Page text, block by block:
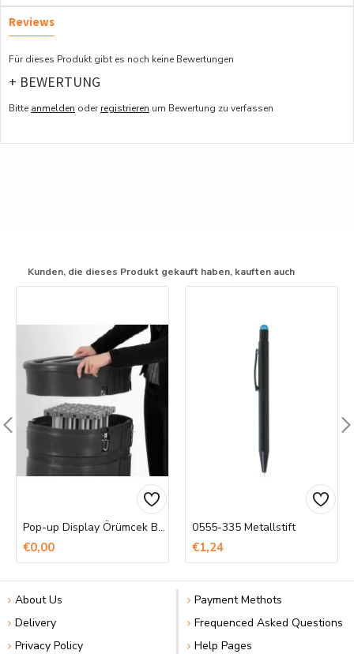
Reviews
Für dieses Produkt gibt es noch keine Bewertungen
+ BEWERTUNG
Bitte anmelden oderregistrieren um Bewertung zu verfassen
Kunden, die dieses Produkt gekauft haben, kauften auch
Pop-up Display Örümcek Banner Baskı
€0,00
0555-335 Metallstift
€1,24
About Us
Delivery
Privacy Policy
Payment Methots
Frequenced Asked Questions
Help Pages